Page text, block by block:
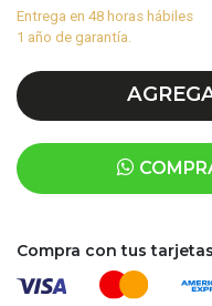
Entrega en 48 horas hábiles
1 año de garantía.
Compra con tus